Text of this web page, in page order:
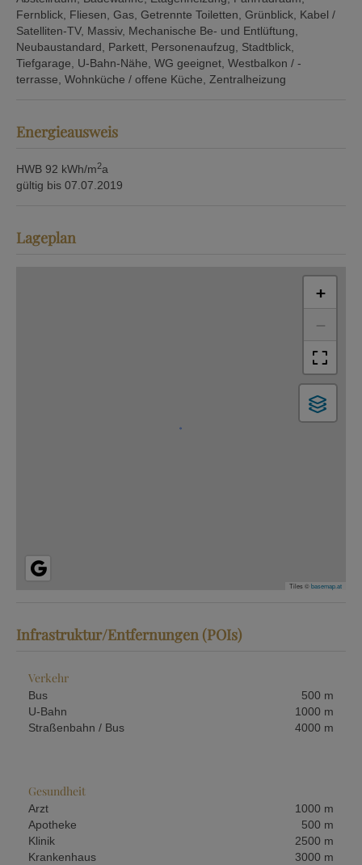
Fernblick Fliesen Gas Getrennte Toiletten Grünblick Kabel /
Satelliten-TV Massiv Mechanische Be- und Entlüftung
Neubaustandard
Parkett Personenaufzug
Stadtblick
Tiefgarage
U-Bahn-Nähe WG geeignet Westbalkon / -
terrasse Wohnküche / offene Küche Zentralheizung
Energieausweis
HWB 92 kWh/m2a
gültig bis 07.07.2019
Lageplan
+
−
Tiles ©basemap.at
Infrastruktur/Entfernungen (POIs)
Verkehr
Bus
500 m
U-Bahn
1000 m
Straßenbahn / Bus
4000 m
Gesundheit
Arzt
1000 m
Apotheke
500 m
Klinik
2500 m
Krankenhaus
3000 m